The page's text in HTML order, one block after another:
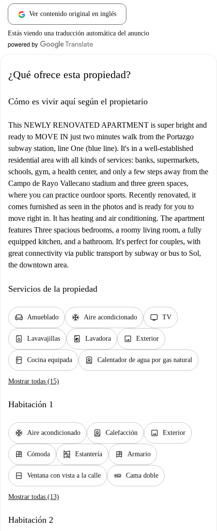
Ver contenido original en inglés
Estás viendo una traducción automática del anuncio
¿Qué ofrece esta propiedad?
Cómo es vivir aquí según el propietario
This NEWLY RENOVATED APARTMENT is super bright and
ready to MOVE IN just two minutes walk from the Portazgo
subway station, line One (blue line). It's in a well-established
residential area with all kinds of services: banks, supermarkets,
schools, gym, a health center, and only a few steps away from the
Campo de Rayo Vallecano stadium and three green spaces,
where you can practice ourdoor sports. Recently renovated, it
comes furnished as seen in the photos and is ready for you to
move right in. It has heating and air conditioning. The apartment
features Three spacious bedrooms, a roomy living room, a fully
equipped kitchen, and a bathroom. It's perfect for couples, with
great connectivity via public transport by subway or bus to Sol,
the downtown area.
Servicios de la propiedad
chair Amueblado ac_unit Aire acondicionado tv TV
dishwasher_gen Lavavajillas local_laundry_service Lavadora image Exterior
kitchen Cocina equipada water_heater Calentador de agua por gas natural
Mostrar todas (15)
Habitación 1
ac_unit Aire acondicionado water_heater Calefacción image Exterior
dresser Cómoda shelves Estantería dresser Armario
window_closed Ventana con vista a la calle airline_seat_flat Cama doble
Mostrar todas (13)
Habitación 2